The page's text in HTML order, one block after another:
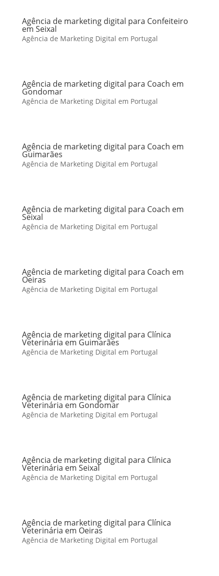
Agência de marketing digital para Confeiteiro
em Seixal
Agência de Marketing Digital em Portugal
Agência de marketing digital para Coach em
Gondomar
Agência de Marketing Digital em Portugal
Agência de marketing digital para Coach em
Guimarães
Agência de Marketing Digital em Portugal
Agência de marketing digital para Coach em
Seixal
Agência de Marketing Digital em Portugal
Agência de marketing digital para Coach em
Oeiras
Agência de Marketing Digital em Portugal
Agência de marketing digital para Clínica
Veterinária em Guimarães
Agência de Marketing Digital em Portugal
Agência de marketing digital para Clínica
Veterinária em Gondomar
Agência de Marketing Digital em Portugal
Agência de marketing digital para Clínica
Veterinária em Seixal
Agência de Marketing Digital em Portugal
Agência de marketing digital para Clínica
Veterinária em Oeiras
Agência de Marketing Digital em Portugal